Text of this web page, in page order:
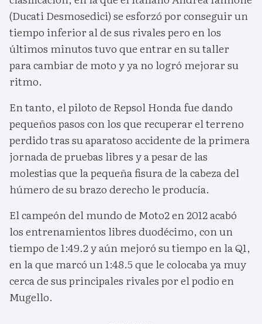
(Ducati Desmosedici) se esforzó por conseguir un
tiempo inferior al de sus rivales pero en los
últimos minutos tuvo que entrar en su taller
para cambiar de moto y ya no logró mejorar su
ritmo.
En tanto, el piloto de Repsol Honda fue dando
pequeños pasos con los que recuperar el terreno
perdido tras su aparatoso accidente de la primera
jornada de pruebas libres y a pesar de las
molestias que la pequeña fisura de la cabeza del
húmero de su brazo derecho le producía.
El campeón del mundo de Moto2 en 2012 acabó
los entrenamientos libres duodécimo, con un
tiempo de 1:49.2 y aún mejoró su tiempo en la Q1,
en la que marcó un 1:48.5 que le colocaba ya muy
cerca de sus principales rivales por el podio en
Mugello.